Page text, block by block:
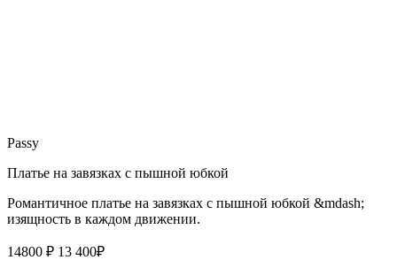
Passy
Платье на завязках с пышной юбкой
Романтичное платье на завязках с пышной юбкой &mdash;
изящность в каждом движении.
14800 ₽ 13 400₽